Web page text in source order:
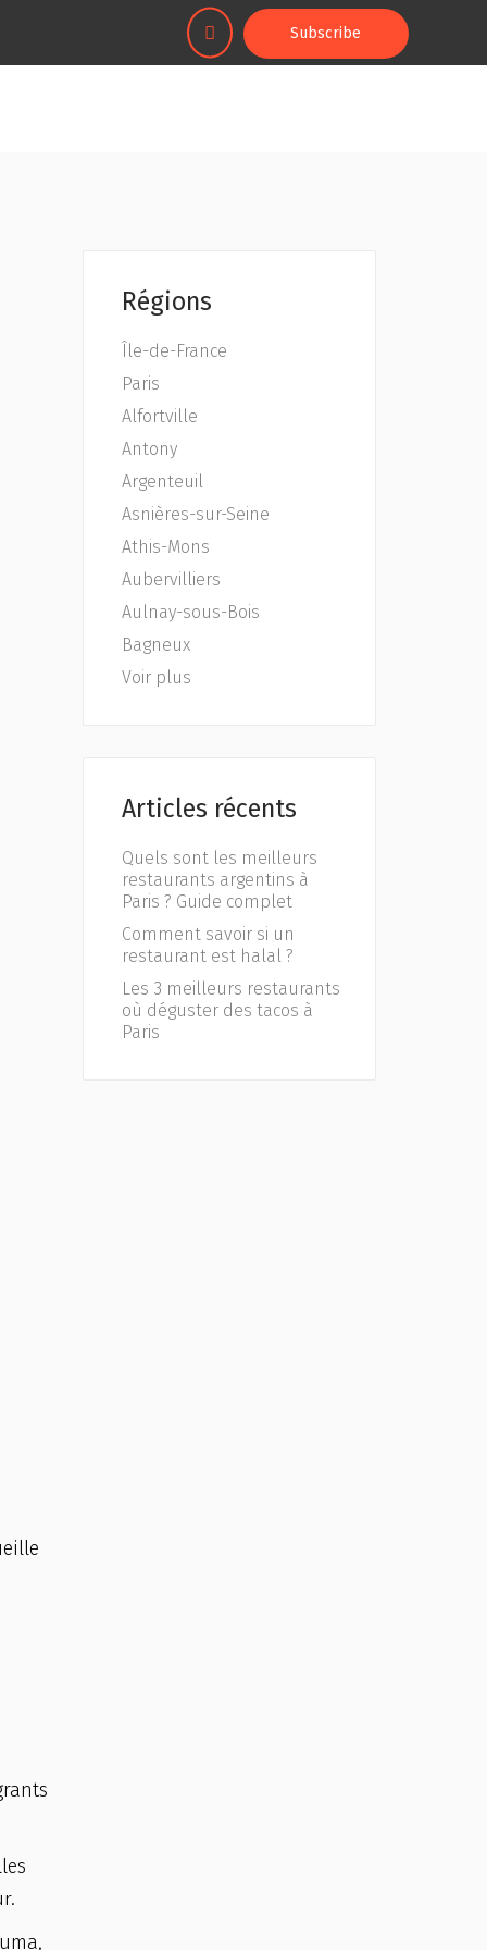
Subscribe
Régions
Île-de-France
Paris
Alfortville
Antony
Argenteuil
Asnières-sur-Seine
Athis-Mons
Aubervilliers
Aulnay-sous-Bois
Bagneux
Voir plus
Articles récents
Quels sont les meilleurs
restaurants argentins à
Paris ? Guide complet
Comment savoir si un
restaurant est halal ?
Les 3 meilleurs restaurants
où déguster des tacos à
Paris